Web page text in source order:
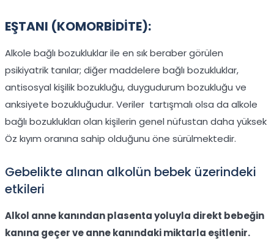
EŞTANI (KOMORBİDİTE):
Alkole bağlı bozukluklar ile en sık beraber görülen
psikiyatrik tanılar; diğer maddelere bağlı bozukluklar,
antisosyal kişilik bozukluğu, duygudurum bozukluğu ve
anksiyete bozukluğudur. Veriler tartışmalı olsa da alkole
bağlı bozuklukları olan kişilerin genel nüfustan daha yüksek
Öz kıyım oranına sahip olduğunu öne sürülmektedir.
Gebelikte alınan alkolün bebek üzerindeki
etkileri
Alkol anne kanından plasenta yoluyla direkt bebeğin
kanına geçer ve anne kanındaki miktarla eşitlenir.